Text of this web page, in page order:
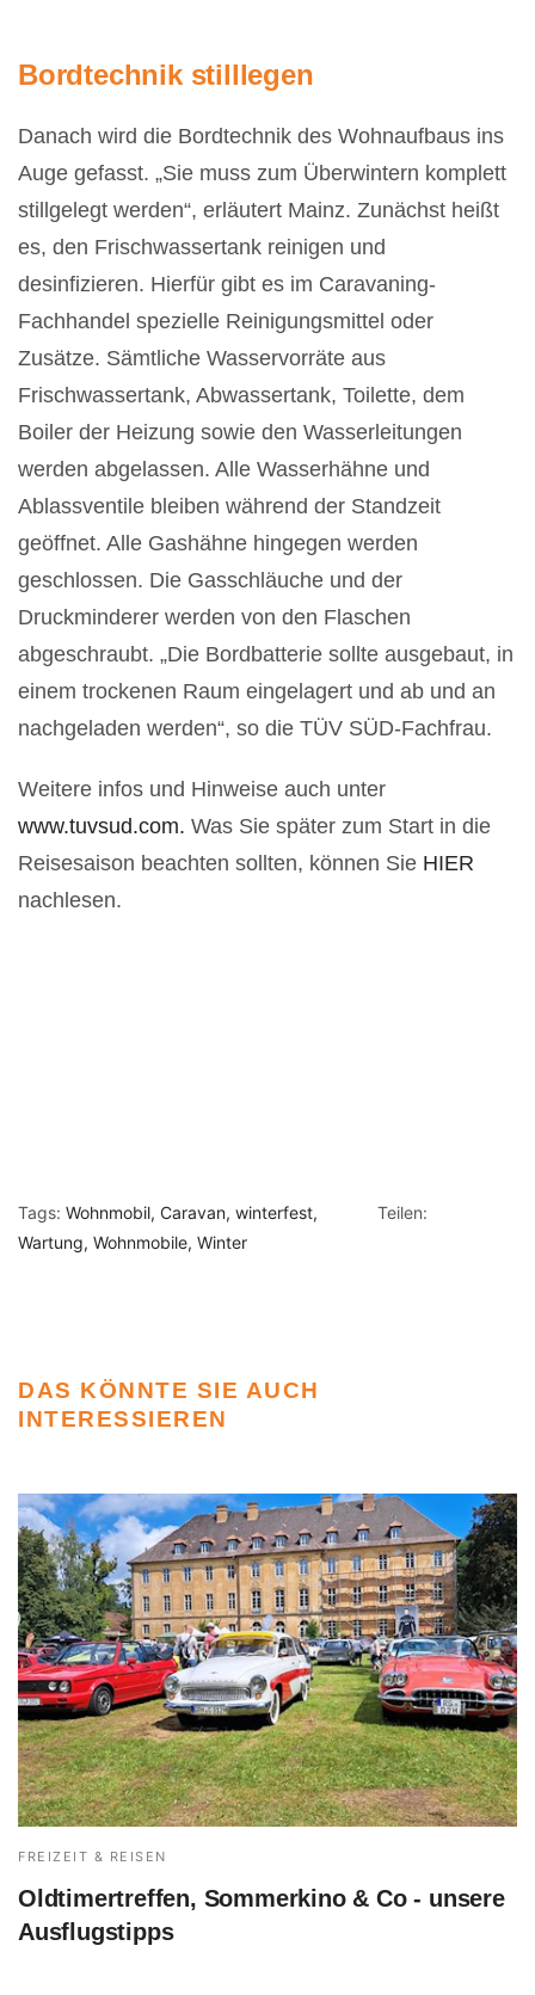
Bordtechnik stilllegen
Danach wird die Bordtechnik des Wohnaufbaus ins
Auge gefasst. „Sie muss zum Überwintern komplett
stillgelegt werden“, erläutert Mainz. Zunächst heißt
es, den Frischwassertank reinigen und
desinfizieren. Hierfür gibt es im Caravaning-
Fachhandel spezielle Reinigungsmittel oder
Zusätze. Sämtliche Wasservorräte aus
Frischwassertank, Abwassertank, Toilette, dem
Boiler der Heizung sowie den Wasserleitungen
werden abgelassen. Alle Wasserhähne und
Ablassventile bleiben während der Standzeit
geöffnet. Alle Gashähne hingegen werden
geschlossen. Die Gasschläuche und der
Druckminderer werden von den Flaschen
abgeschraubt. „Die Bordbatterie sollte ausgebaut, in
einem trockenen Raum eingelagert und ab und an
nachgeladen werden“, so die TÜV SÜD-Fachfrau.
Weitere infos und Hinweise auch unter
www.tuvsud.com. Was Sie später zum Start in die
Reisesaison beachten sollten, können Sie HIER
nachlesen.
Tags: Wohnmobil Caravan winterfest
Wartung Wohnmobile Winter
Teilen:
DAS KÖNNTE SIE AUCH
INTERESSIEREN
FREIZEIT & REISEN
Oldtimertreffen, Sommerkino & Co - unsere
Ausflugstipps